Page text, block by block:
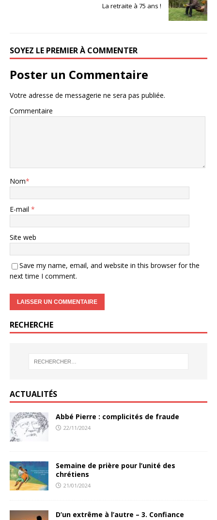
La retraite à 75 ans !
SOYEZ LE PREMIER À COMMENTER
Poster un Commentaire
Votre adresse de messagerie ne sera pas publiée.
Commentaire
Nom*
E-mail *
Site web
Save my name, email, and website in this browser for the
next time I comment.
RECHERCHE
ACTUALITÉS
Abbé Pierre : complicités de fraude
22/11/2024
Semaine de prière pour l’unité des
chrétiens
21/01/2024
D’un extrême à l’autre – 3. Confiance